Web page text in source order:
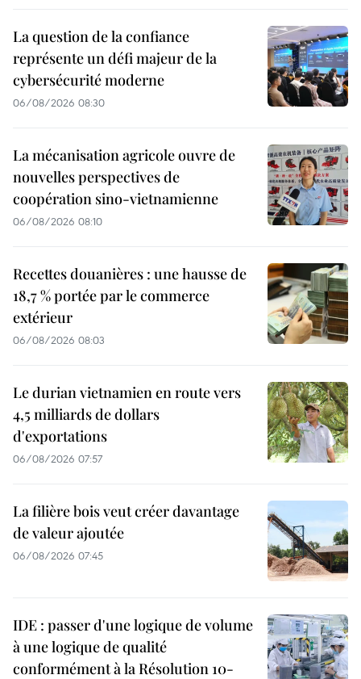
La question de la confiance
représente un défi majeur de la
cybersécurité moderne
06/08/2026 08:30
La mécanisation agricole ouvre de
nouvelles perspectives de
coopération sino-vietnamienne
06/08/2026 08:10
Recettes douanières : une hausse de
18,7 % portée par le commerce
extérieur
06/08/2026 08:03
Le durian vietnamien en route vers
4,5 milliards de dollars
d'exportations
06/08/2026 07:57
La filière bois veut créer davantage
de valeur ajoutée
06/08/2026 07:45
IDE : passer d'une logique de volume
à une logique de qualité
conformément à la Résolution 10-